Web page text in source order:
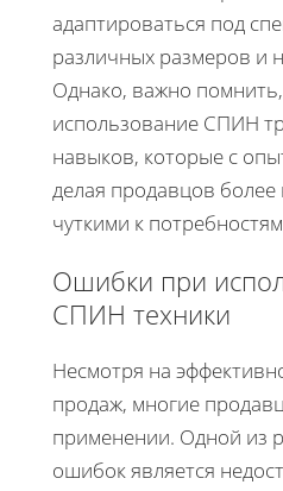
адаптироваться под
различных размеров и
Однако, важно
использование СПИН
навыков, которые с
делая продавцов
чуткими к
Ошибки при
СПИН техники
Несмотря на
продаж, многие
применении. Одной из
ошибок является